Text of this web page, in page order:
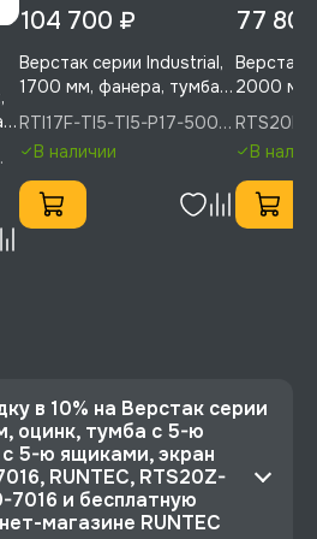
с
104 700 ₽
Верстак серии Industrial,
1700 мм, фанера, тумба с
5-ю ящиками + тумба с 5-
ю ящиками, экран 500,
синий RAL 5005, RUNTEC,
RTI17F-TI5-TI5-P17-5005
RTI17F-TI5-TI5-P17-5005,
RUNTEC
В наличии
77
Верстак
2000 мм,
с 6-ю
6-ю
синий
RTS20F-
5005
RTS20F-
5005,
В
в 10% на Верстак серии
оцинк, тумба с 5-ю
5-ю ящиками, экран
RUNTEC, RTS20Z-
7016 и бесплатную
магазине RUNTEC